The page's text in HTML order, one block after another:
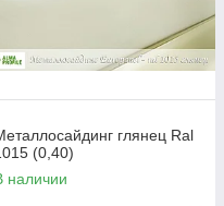
глянец Ral
(0,40)
наличии